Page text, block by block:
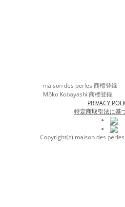
maison des perles 商標登
Môko Kobayashi 商標登録
PRIVACY
特定商取引法に基
Copyright(c) maison des